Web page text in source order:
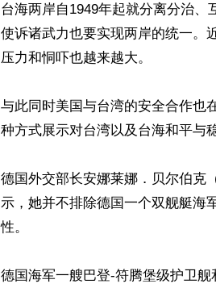
台海两岸自1949年起就分离分治
使诉诸武力也要实现两岸的统一。
压力和恫吓也越来越大。
与此同时美国与台湾的安全合作也
种方式展示对台湾以及台海和平与
德国外交部长安娜莱娜．贝尔伯克
示，她并不排除德国一个双舰艇海
性。
德国海军一艘巴登-符腾堡级护卫